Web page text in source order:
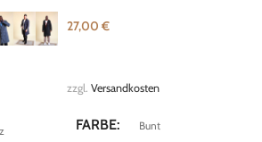
27,00 €
zzgl. Versandkosten
FARBE Bunt